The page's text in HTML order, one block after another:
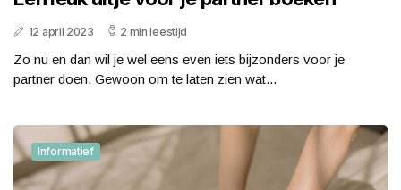
12 april 2023 2 min leestijd
Zo nu en dan wil je wel eens even iets bijzonders voor je
partner doen. Gewoon om te laten zien wat...
Informatief